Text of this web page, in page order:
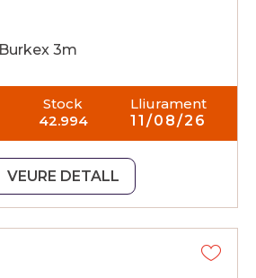
3m
Stock
42.994
Lliurament
11/08/26
VEURE DETALL